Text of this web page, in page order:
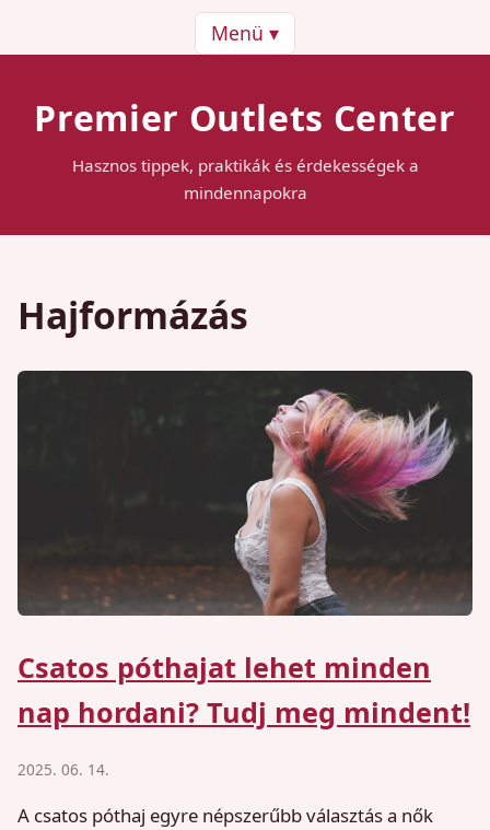
Menü ▾
Premier Outlets Center
Hasznos tippek, praktikák és érdekességek a
mindennapokra
Hajformázás
Csatos póthajat lehet minden
nap hordani? Tudj meg mindent!
2025. 06. 14.
A csatos póthaj egyre népszerűbb választás a nők